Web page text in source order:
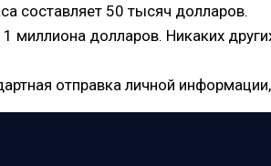
составляет 50 тысяч долларов.
миллиона долларов. Никаких
отправка личной